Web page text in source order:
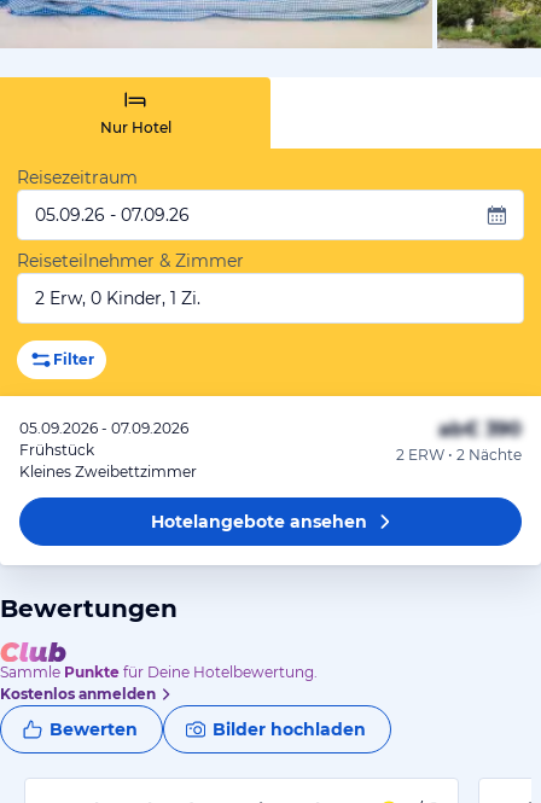
vom
Nur Hotel
Reisezeitraum
05.09.26 - 07.09.26
Reiseteilnehmer & Zimmer
2 Erw, 0 Kinder, 1 Zi.
Filter
05.09.2026 - 07.09.2026
Frühstück
Kleines Zweibettzimmer
ab€ 390
2 ERW • 2 Nächte
Hotelangeboteansehen
Bewertungen
Sammle Punkte für Deine Hotelbewertung.
Kostenlos anmelden
Bewerten Bilder hochladen